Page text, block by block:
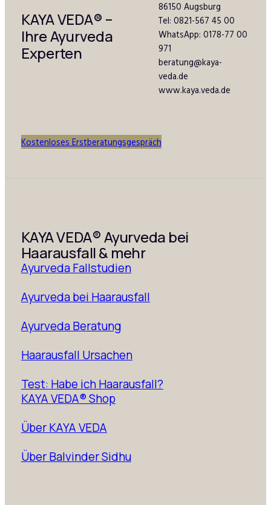
KAYA VEDA® –
Ihre Ayurveda
Experten
86150 Augsburg
Tel: 0821-567 45 00
WhatsApp: 0178-77 00
971
beratung@kaya-
veda.de
www.kaya.veda.de
Kostenloses Erstberatungsgespräch
KAYA VEDA® Ayurveda bei
Haarausfall & mehr
Ayurveda Fallstudien
Ayurveda bei Haarausfall
Ayurveda Beratung
Haarausfall Ursachen
Test: Habe ich Haarausfall?
KAYA VEDA® Shop
Über KAYA VEDA
Über Balvinder Sidhu